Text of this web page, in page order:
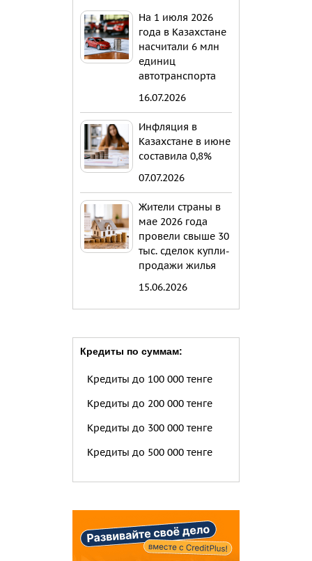
На 1 июля 2026
года в Казахстане
насчитали 6 млн
единиц
автотранспорта
16.07.2026
Инфляция в
Казахстане в июне
составила 0,8%
07.07.2026
Жители страны в
мае 2026 года
провели свыше 30
тыс. сделок купли-
продажи жилья
15.06.2026
Кредиты по суммам:
Кредиты до 100 000 тенге
Кредиты до 200 000 тенге
Кредиты до 300 000 тенге
Кредиты до 500 000 тенге